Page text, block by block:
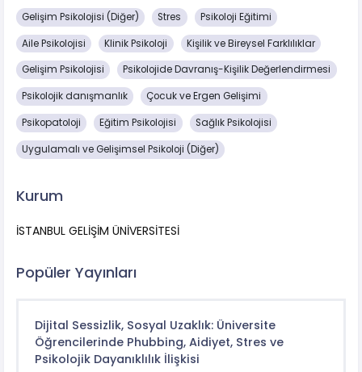
Gelişim Psikolojisi (Diğer) Stres Psikoloji Eğitimi
Aile Psikolojisi Klinik Psikoloji Kişilik ve Bireysel Farklılıklar
Gelişim Psikolojisi Psikolojide Davranış-Kişilik Değerlendirmesi
Psikolojik danışmanlık Çocuk ve Ergen Gelişimi
Psikopatoloji Eğitim Psikolojisi Sağlık Psikolojisi
Uygulamalı ve Gelişimsel Psikoloji (Diğer)
Kurum
İSTANBUL GELİŞİM ÜNİVERSİTESİ
Popüler Yayınları
Dijital Sessizlik, Sosyal Uzaklık: Üniversite
Öğrencilerinde Phubbing, Aidiyet, Stres ve
Psikolojik Dayanıklılık İlişkisi